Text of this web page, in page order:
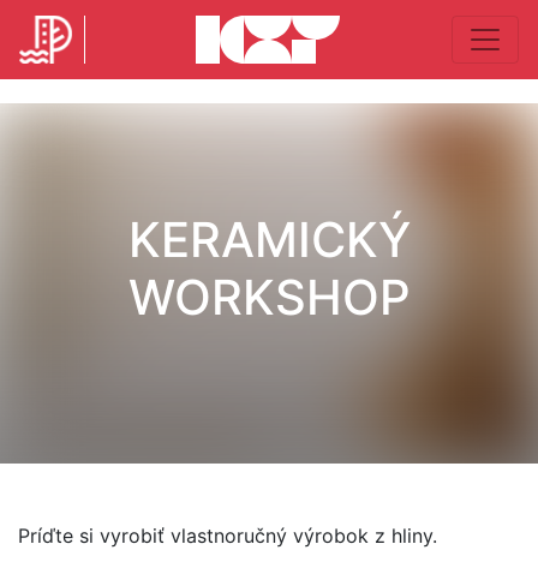
KERAMICKÝ
WORKSHOP
Príďte si vyrobiť vlastnoručný výrobok z hliny.